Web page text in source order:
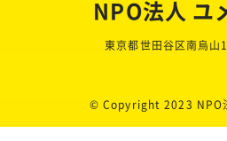
NPO法人 ユ
東京都世田谷区南烏
© Copyright 2023 NPO